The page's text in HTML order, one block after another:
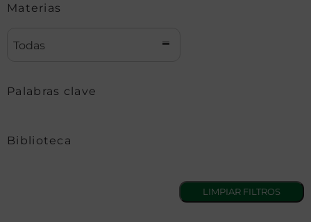
Materias
Todas
Palabras clave
Biblioteca